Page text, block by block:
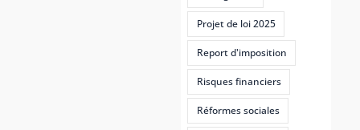
Projet de loi 2025
Report d'imposition
Risques financiers
Réformes sociales